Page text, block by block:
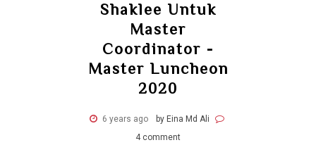
Shaklee Untuk
Master
Coordinator -
Master Luncheon
2020
6 years ago
by Eina Md Ali
4 comment